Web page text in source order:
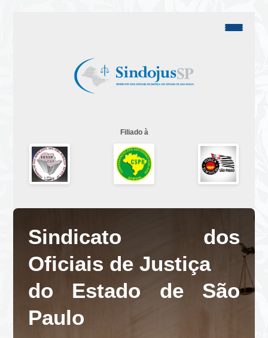
Filiado à
Sindicato dos
Oficiais de Justiça
do Estado de São
Paulo